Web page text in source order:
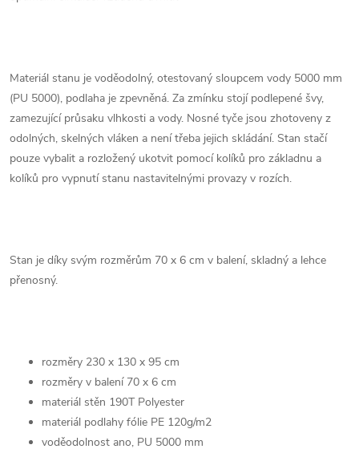
Materiál stanu je voděodolný, otestovaný sloupcem vody 5000 mm
(PU 5000), podlaha je zpevněná. Za zmínku stojí podlepené švy,
zamezující průsaku vlhkosti a vody. Nosné tyče jsou zhotoveny z
odolných, skelných vláken a není třeba jejich skládání. Stan stačí
pouze vybalit a rozložený ukotvit pomocí kolíků pro základnu a
kolíků pro vypnutí stanu nastavitelnými provazy v rozích.
Stan je díky svým rozměrům 70 x 6 cm v balení, skladný a lehce
přenosný.
rozměry 230 x 130 x 95 cm
rozměry v balení 70 x 6 cm
materiál stěn 190T Polyester
materiál podlahy fólie PE 120g/m2
voděodolnost ano, PU 5000 mm